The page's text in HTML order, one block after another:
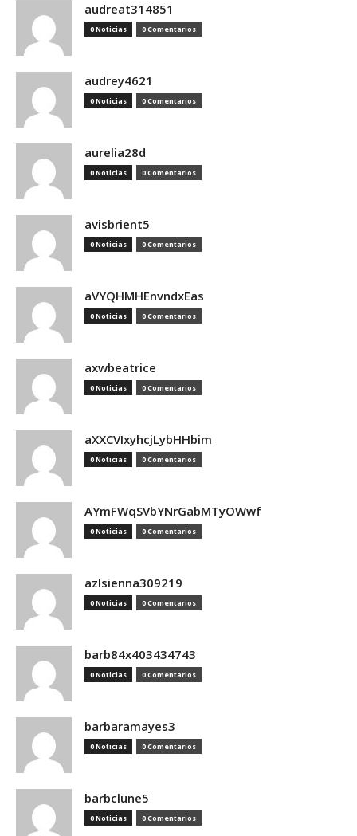
audreat314851
0 Noticias 0 Comentarios
audrey4621
0 Noticias 0 Comentarios
aurelia28d
0 Noticias 0 Comentarios
avisbrient5
0 Noticias 0 Comentarios
aVYQHMHEnvndxEas
0 Noticias 0 Comentarios
axwbeatrice
0 Noticias 0 Comentarios
aXXCVIxyhcjLybHHbim
0 Noticias 0 Comentarios
AYmFWqSVbYNrGabMTyOWwf
0 Noticias 0 Comentarios
azlsienna309219
0 Noticias 0 Comentarios
barb84x403434743
0 Noticias 0 Comentarios
barbaramayes3
0 Noticias 0 Comentarios
barbclune5
0 Noticias 0 Comentarios